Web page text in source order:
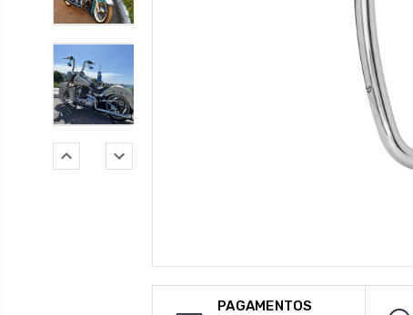
PAGAMENTOS